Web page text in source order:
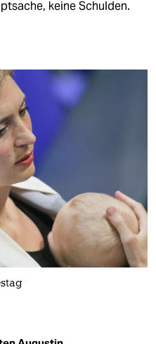
keine Schulden.